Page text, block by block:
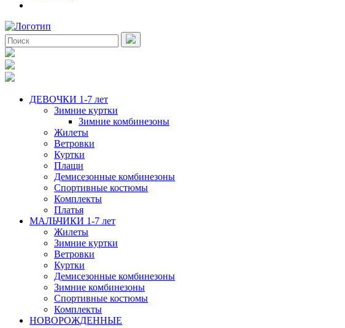
ДЕВОЧКИ 1-7 лет
Зимние куртки
Зимние комбинезоны
Жилеты
Ветровки
Куртки
Плащи
Демисезонные комбинезоны
Спортивные костюмы
Комплекты
Платья
МАЛЬЧИКИ 1-7 лет
Жилеты
Зимние куртки
Ветровки
Куртки
Демисезонные комбинезоны
Зимние комбинезоны
Спортивные костюмы
Комплекты
НОВОРОЖДЕННЫЕ